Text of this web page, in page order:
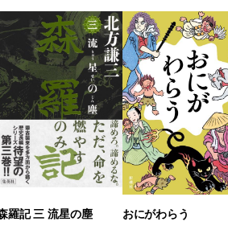
羅記 三 流星の塵 おにがわらう